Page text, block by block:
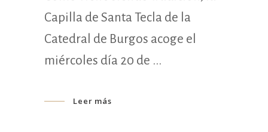
Capilla de Santa Tecla de la
Catedral de Burgos acoge el
miércoles día 20 de
Leer más